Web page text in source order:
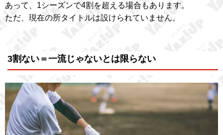
あって、1シーズンで4割を超える場合もあります。
ただ、現在の所タイトルは設けられていません。
3割ない＝一流じゃないとは限らない